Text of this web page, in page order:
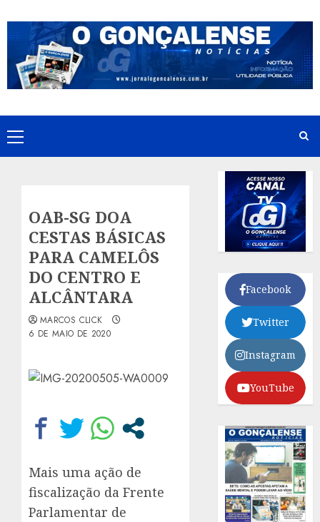
to
content
Primary
Menu
OAB-SG DOA
CESTAS BÁSICAS
PARA CAMELÔS
DO CENTRO E
ALCÂNTARA
MARCOS CLICK
6 DE MAIO DE 2020
Mais uma ação de
fiscalização da Frente
Parlamentar de
Facebook
Twitter
Instagram
YouTube